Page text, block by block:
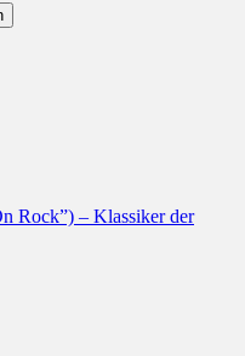
Rock”) – Klassiker der